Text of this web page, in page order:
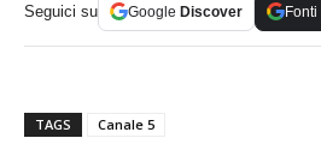
Seguici su Google Discover Fonti
TAGS Canale 5